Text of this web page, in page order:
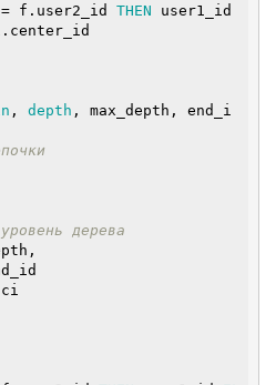
f.user2_id THEN
, depth , max_depth, end_i
дерева
ci